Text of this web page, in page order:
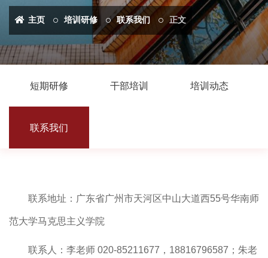
主页 培训研修 联系我们 正文
短期研修 干部培训 培训动态
联系我们
联系地址：广东省广州市天河区中山大道西55号华南师
范大学马克思主义学院
联系人：李老师 020-85211677，18816796587；朱老